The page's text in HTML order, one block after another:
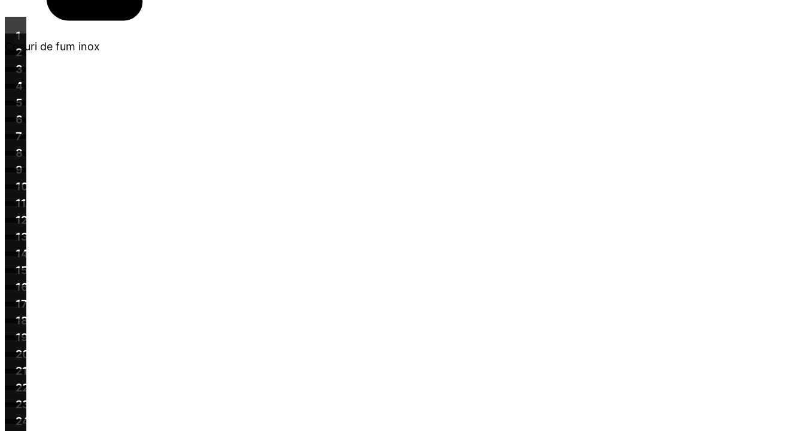
Cosuri de fum inox
1
2
3
4
5
6
7
8
9
10
11
12
13
14
15
16
17
18
19
20
21
22
23
24